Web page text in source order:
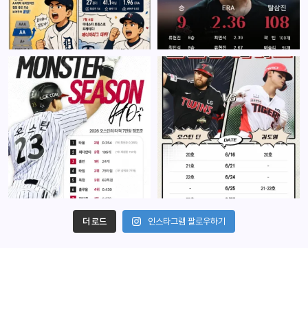
더 로드 인스타그램 팔로우하기